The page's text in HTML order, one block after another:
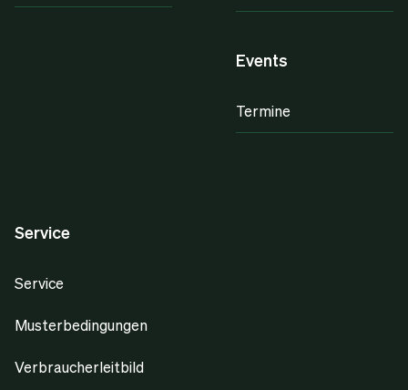
Events
Termine
Service
Service
Musterbedingungen
Verbraucherleitbild